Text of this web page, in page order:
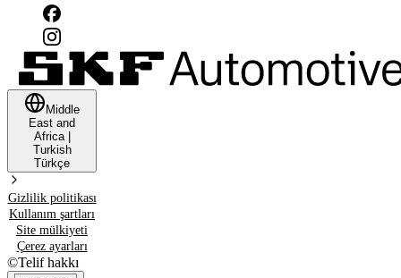
Middle
East and
Africa|
Turkish
Türkçe
Gizlilik politikası
Kullanım şartları
Site mülkiyeti
Çerez ayarları
©Telif hakkı